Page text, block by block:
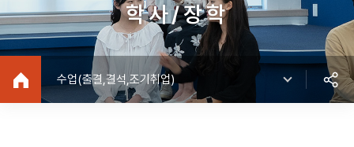
학사/장학
수업(출결,결석,조기취업)